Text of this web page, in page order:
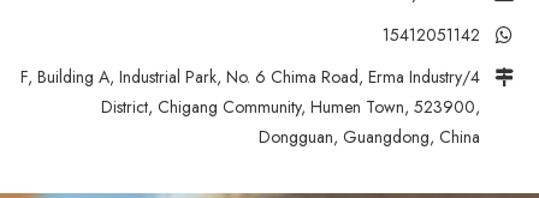
15412051142
4/F, Building A, Industrial Park, No. 6 Chima Road, Erma Industry
District, Chigang Community, Humen Town, 523900,
Dongguan, Guangdong, China